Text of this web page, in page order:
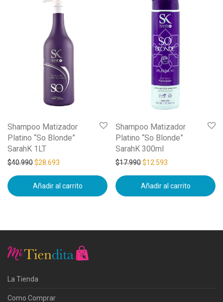
Shampoo Matizador
Platino “So Blonde”
SarahK 1LT
$40.990$28.693
Añadir al carrito
Shampoo Matizador
Platino “So Blonde”
SarahK 300ml
$17.990$12.593
Añadir al carrito
La Tienda
Como Comprar